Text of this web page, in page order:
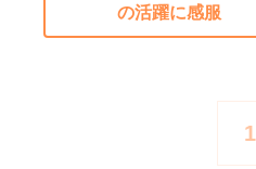
の活躍に感服
1